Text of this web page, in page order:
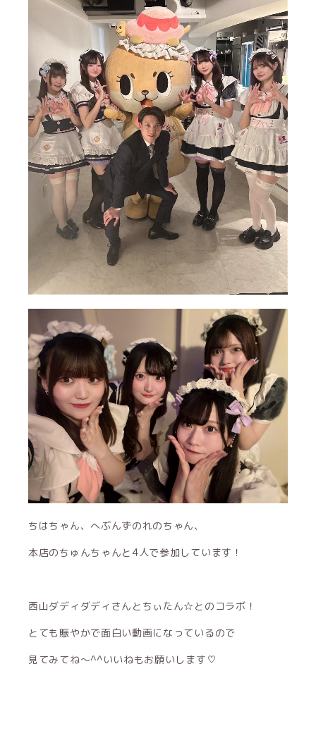
ちはちゃん、へぶんずのれのちゃん、
本店のちゅんちゃんと4人で参加しています！
西山ダディダディさんとちぃたん☆とのコラボ！
とても賑やかで面白い動画になっているので
見てみてね〜^^いいねもお願いします♡